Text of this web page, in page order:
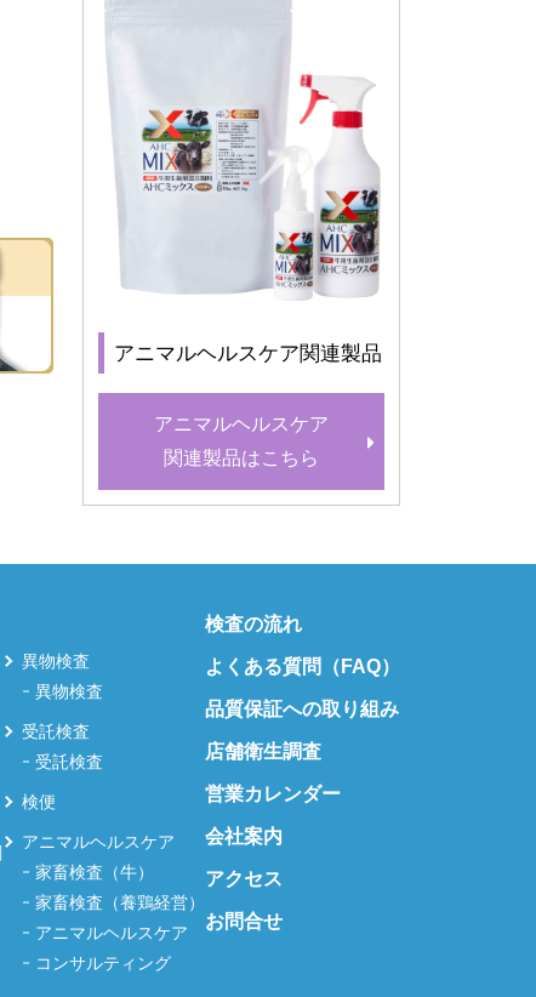
アニマルヘルスケア関連製品
アニマルヘルスケア
関連製品はこちら
異物検査
異物検査
受託検査
受託検査
検便
アニマルヘルスケア
家畜検査（牛）
家畜検査（養鶏経営）
アニマルヘルスケア
コンサルティング
検査の流れ
よくある質問（FAQ）
品質保証への取り組み
店舗衛生調査
営業カレンダー
会社案内
アクセス
お問合せ